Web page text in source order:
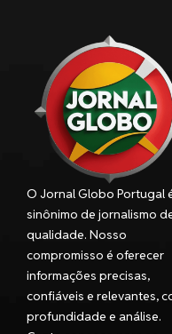
O Jornal Globo Portugal
sinônimo de jornalismo
qualidade. Nosso
compromisso é oferecer
informações precisas,
confiáveis e relevantes,
profundidade e análise.